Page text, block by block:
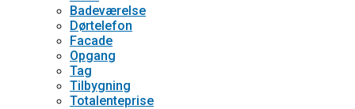
Badeværelse
Dørtelefon
Facade
Opgang
Tag
Tilbygning
Totalenteprise